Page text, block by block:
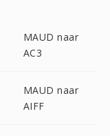
MAUD naar
AC3
MAUD naar
AIFF